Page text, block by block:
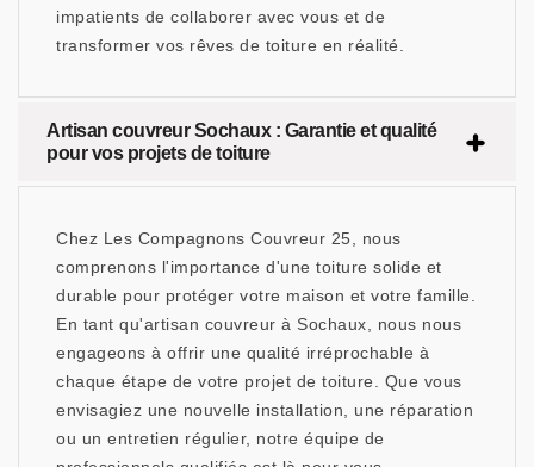
impatients de collaborer avec vous et de
transformer vos rêves de toiture en réalité.
Artisan couvreur Sochaux : Garantie et qualité
pour vos projets de toiture
Chez Les Compagnons Couvreur 25, nous
comprenons l'importance d'une toiture solide et
durable pour protéger votre maison et votre famille.
En tant qu'artisan couvreur à Sochaux, nous nous
engageons à offrir une qualité irréprochable à
chaque étape de votre projet de toiture. Que vous
envisagiez une nouvelle installation, une réparation
ou un entretien régulier, notre équipe de